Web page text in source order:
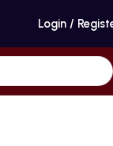
Login /